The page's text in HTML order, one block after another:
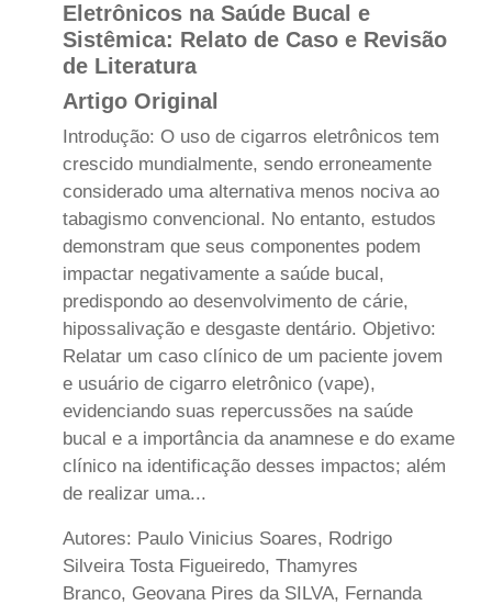
Eletrônicos na Saúde Bucal e
Sistêmica: Relato de Caso e Revisão
de Literatura
Artigo Original
Introdução: O uso de cigarros eletrônicos tem
crescido mundialmente, sendo erroneamente
considerado uma alternativa menos nociva ao
tabagismo convencional. No entanto, estudos
demonstram que seus componentes podem
impactar negativamente a saúde bucal,
predispondo ao desenvolvimento de cárie,
hipossalivação e desgaste dentário. Objetivo:
Relatar um caso clínico de um paciente jovem
e usuário de cigarro eletrônico (vape),
evidenciando suas repercussões na saúde
bucal e a importância da anamnese e do exame
clínico na identificação desses impactos; além
de realizar uma...
Autores: Paulo Vinicius Soares, Rodrigo
Silveira Tosta Figueiredo, Thamyres
Branco, Geovana Pires da SILVA, Fernanda